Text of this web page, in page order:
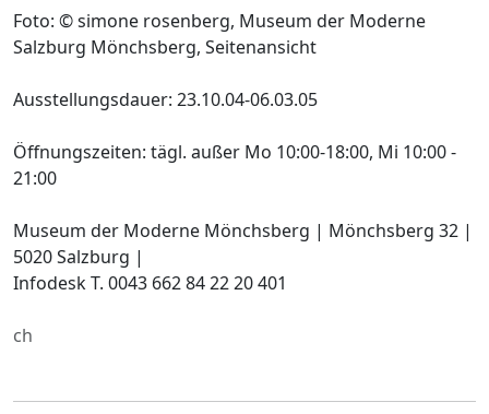
Foto: © simone rosenberg, Museum der Moderne
Salzburg Mönchsberg, Seitenansicht
Ausstellungsdauer: 23.10.04-06.03.05
Öffnungszeiten: tägl. außer Mo 10:00-18:00, Mi 10:00 -
21:00
Museum der Moderne Mönchsberg | Mönchsberg 32 |
5020 Salzburg |
Infodesk T. 0043 662 84 22 20 401
ch